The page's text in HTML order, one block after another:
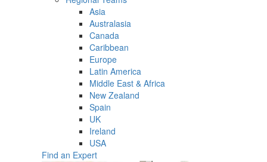
Asia
Australasia
Canada
Caribbean
Europe
Latin America
Middle East & Africa
New Zealand
Spain
UK
Ireland
USA
Find an Expert